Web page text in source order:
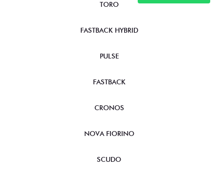
TORO
FASTBACK HYBRID
PULSE
FASTBACK
CRONOS
NOVA FIORINO
SCUDO